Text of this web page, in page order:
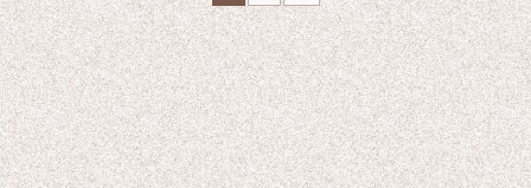
並び順:
絞り込む